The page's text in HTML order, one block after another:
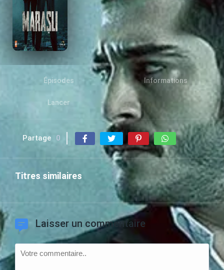
Épisodes Informations
Lancer
Partage 0
Titres similaires
Laisser un commentaire